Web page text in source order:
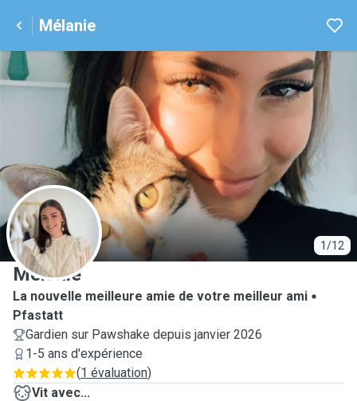
Mélanie
1/12
M
Mélanie
La nouvelle meilleure amie de votre meilleur ami
Pfastatt
Gardien sur Pawshake depuis janvier 2026
1-5 ans d'expérience
(1 évaluation)
Vit avec...